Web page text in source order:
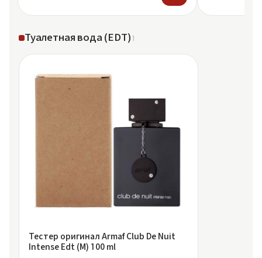
Туалетная вода (EDT)1
Тестер оригинал Armaf Club De Nuit
Intense Edt (M) 100 ml